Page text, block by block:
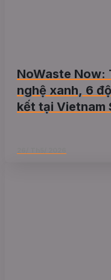
NoWaste Now:
nghệ xanh, 6
kết tại Vietnam